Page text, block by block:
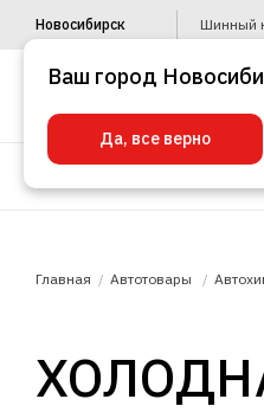
Новосибирск Шинный
Главная Автотовары
Ваш город
Да, все верно